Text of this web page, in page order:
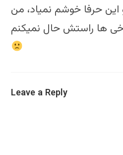
حرفا خوشم نمیاد، من
Leave a Reply